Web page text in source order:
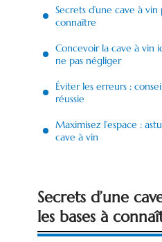
Secrets d’une cave à
connaître
Concevoir la cave à vin
ne pas négliger
Éviter les erreurs :
réussie
Maximisez l’espace :
cave à vin
Secrets d’une
les bases à